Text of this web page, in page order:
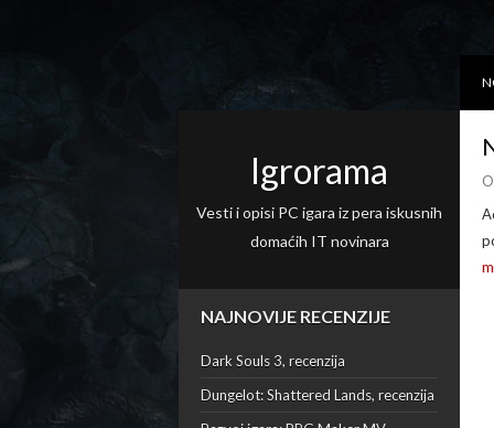
Igrorama
Vesti i opisi PC igara iz pera iskusnih
domaćih IT novinara
NAJNOVIJE RECENZIJE
Dark Souls 3, recenzija
Dungelot: Shattered Lands, recenzija